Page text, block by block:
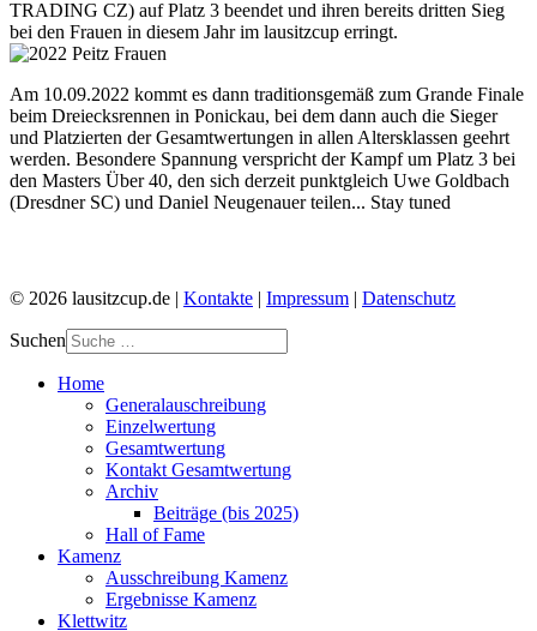
TRADING CZ) auf Platz 3 beendet und ihren bereits dritten Sieg
bei den Frauen in diesem Jahr im lausitzcup erringt.
Am 10.09.2022 kommt es dann traditionsgemäß zum Grande Finale
beim Dreiecksrennen in Ponickau, bei dem dann auch die Sieger
und Platzierten der Gesamtwertungen in allen Altersklassen geehrt
werden. Besondere Spannung verspricht der Kampf um Platz 3 bei
den Masters Über 40, den sich derzeit punktgleich Uwe Goldbach
(Dresdner SC) und Daniel Neugenauer teilen... Stay tuned
© 2026 lausitzcup.de | Kontakte | Impressum | Datenschutz
Suchen
Home
Generalauschreibung
Einzelwertung
Gesamtwertung
Kontakt Gesamtwertung
Archiv
Beiträge (bis 2025)
Hall of Fame
Kamenz
Ausschreibung Kamenz
Ergebnisse Kamenz
Klettwitz